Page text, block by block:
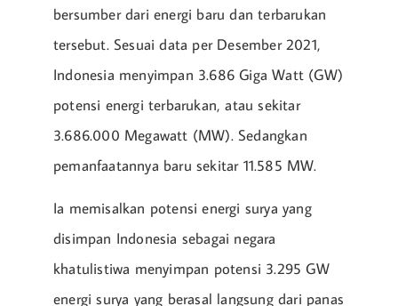
bersumber dari energi baru dan terbarukan
tersebut. Sesuai data per Desember 2021,
Indonesia menyimpan 3.686 Giga Watt (GW)
potensi energi terbarukan, atau sekitar
3.686.000 Megawatt (MW). Sedangkan
pemanfaatannya baru sekitar 11.585 MW.
Ia memisalkan potensi energi surya yang
disimpan Indonesia sebagai negara
khatulistiwa menyimpan potensi 3.295 GW
energi surya yang berasal langsung dari panas